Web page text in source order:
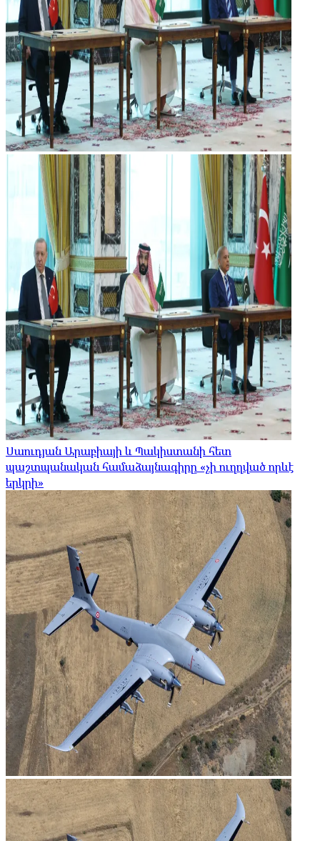
Սաուդյան Արաբիայի և Պակիստանի հետ
պաշտպանական համաձայնագիրը «չի ուղղված որևէ
երկրի»